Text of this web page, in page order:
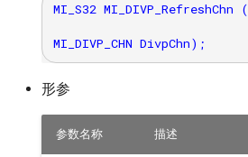
MI_S32 MI_DIVP_RefreshChn (
形参
参数名称 描述